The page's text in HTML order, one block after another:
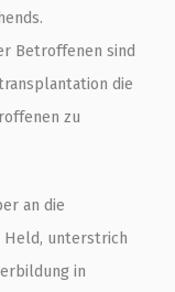
Betroffenen sind
die
zu
an die
Held, unterstrich
in